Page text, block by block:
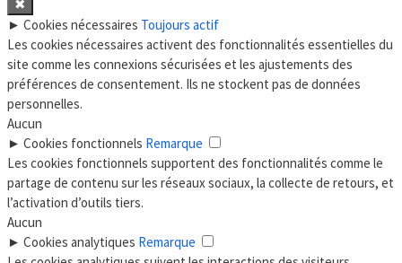
✖
► Cookies nécessaires Toujours actif
Les cookies nécessaires activent des fonctionnalités essentielles du
site comme les connexions sécurisées et les ajustements des
préférences de consentement. Ils ne stockent pas de données
personnelles.
Aucun
► Cookies fonctionnels Remarque
Les cookies fonctionnels supportent des fonctionnalités comme le
partage de contenu sur les réseaux sociaux, la collecte de retours, et
l’activation d’outils tiers.
Aucun
► Cookies analytiques Remarque